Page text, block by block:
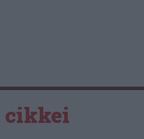
cikkei